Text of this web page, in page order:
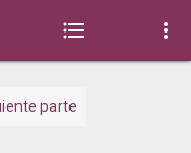
 
parte